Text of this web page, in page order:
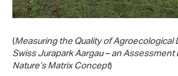
(Measuring the Quality of
Swiss Jurapark Aargau – an
Nature’s Matrix Concept)